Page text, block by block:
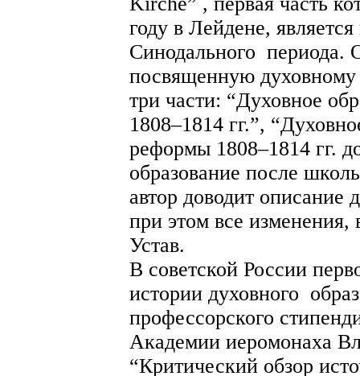
году в Лейдене,
Синодального периода.
посвященную духовному
три части: “Духовное
1808–1814 гг.”,
реформы 1808–1814 гг.
образование после
автор доводит описание
при этом все
Устав.
В советской России
истории духовного
профессорского
Академии иеромонаха
“Критический обзор